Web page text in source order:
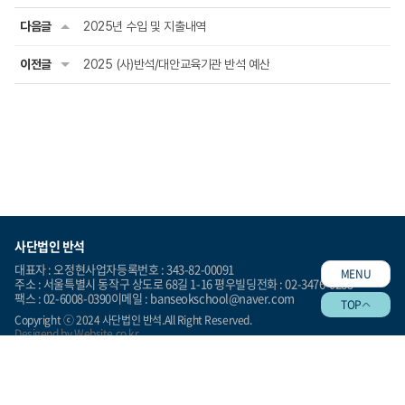
다음글 2025년 수입 및 지출내역
이전글 2025 (사)반석/대안교육기관 반석 예산
MENU
TOP
사단법인 반석
대표자 : 오정현사업자등록번호 : 343-82-00091
주소 : 서울특별시 동작구 상도로 68길 1-16 평우빌딩전화 : 02-3476-0283
팩스 : 02-6008-0390이메일 : banseokschool@naver.com
Copyright ⓒ 2024 사단법인 반석.All Right Reserved.
Desigend byWebsite.co.kr